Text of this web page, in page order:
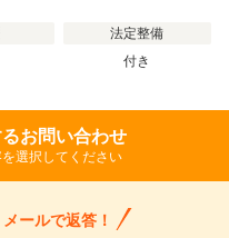
法定整備
付き
お問い合わせ
選択してください
ールで返答！